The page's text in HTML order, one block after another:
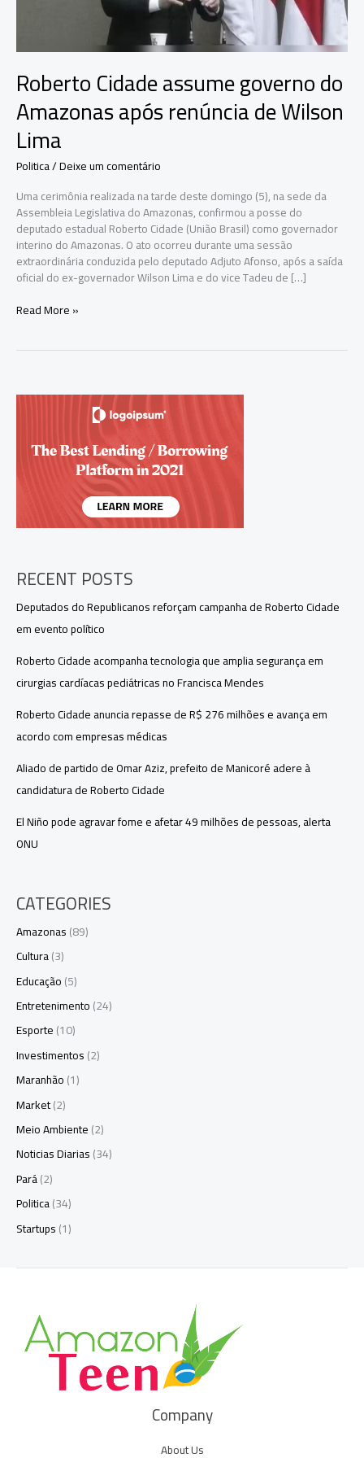
Roberto Cidade assume governo do
Amazonas após renúncia de Wilson
Lima
Politica/Deixe um comentário
Uma cerimônia realizada na tarde deste domingo (5), na sede da
Assembleia Legislativa do Amazonas, confirmou a posse do
deputado estadual Roberto Cidade (União Brasil) como governador
interino do Amazonas. O ato ocorreu durante uma sessão
extraordinária conduzida pelo deputado Adjuto Afonso, após a saída
oficial do ex-governador Wilson Lima e do vice Tadeu de […]
Roberto
Amazonas
Wilson
Read More »
RECENT POSTS
Deputados do Republicanos reforçam campanha de Roberto Cidade
em evento político
Roberto Cidade acompanha tecnologia que amplia segurança em
cirurgias cardíacas pediátricas no Francisca Mendes
Roberto Cidade anuncia repasse de R$ 276 milhões e avança em
acordo com empresas médicas
Aliado de partido de Omar Aziz, prefeito de Manicoré adere à
candidatura de Roberto Cidade
El Niño pode agravar fome e afetar 49 milhões de pessoas, alerta
ONU
CATEGORIES
Amazonas(89)
Cultura(3)
Educação(5)
Entretenimento(24)
Esporte(10)
Investimentos(2)
Maranhão(1)
Market(2)
Meio Ambiente(2)
Noticias Diarias(34)
Pará(2)
Politica(34)
Startups(1)
Company
About Us